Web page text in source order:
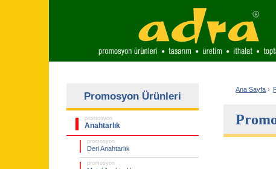
Promosyon Ürünleri
promosyon
Anahtarlık
promosyon
Deri Anahtarlık
promosyon
Ana Sayfa ›